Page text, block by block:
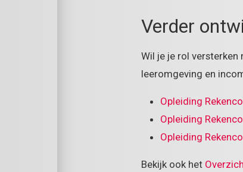
Verder
Wil je je rol versterken
leeromgeving en
Opleiding
Opleiding
Opleiding
Bekijk ook het